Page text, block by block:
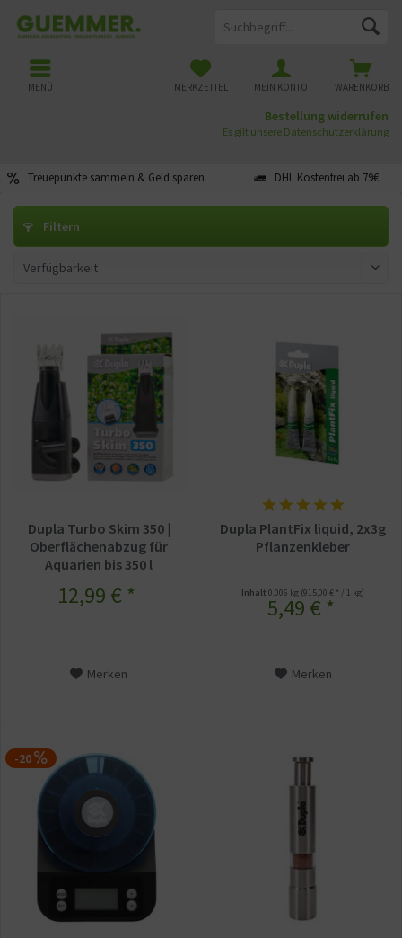
Treuepunkte sammeln & Geld sparen DHL Kostenfrei ab 79€
WARENKORB
MERKZETTEL MEIN KONTO
MENÜ
Bestellung widerrufen
Es gilt unsere Datenschutzerklärung
Filtern
Dupla Turbo Skim 350 |
Oberflächenabzug für
Aquarien bis 350 l
12,99 € *
Merken
Dupla PlantFix liquid, 2x3g
Pflanzenkleber
Inhalt0.006 kg (915,00 € * / 1 kg)
5,49 € *
Merken
-20